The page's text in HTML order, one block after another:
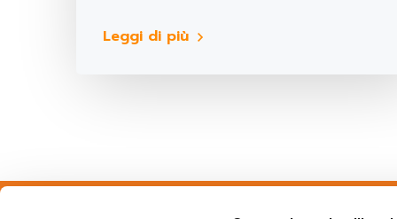
Leggi di più